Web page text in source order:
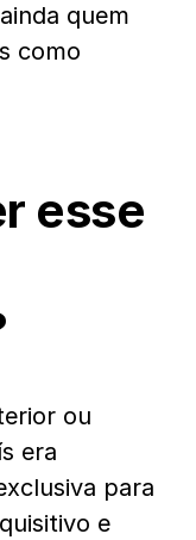
quem
como
esse
ou
era
para
e